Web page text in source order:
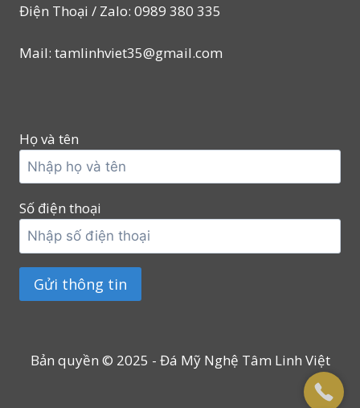
Điện Thoại / Zalo: 0989 380 335
Mail: tamlinhviet35@gmail.com
Họ và tên
Số điện thoại
Bản quyền © 2025 - Đá Mỹ Nghệ Tâm Linh Việt